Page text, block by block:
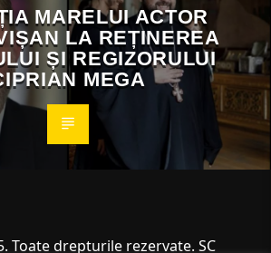
MARELUI ACTOR
LA REȚINEREA
ȘI REGIZORULUI
MEGA
Toate drepturile rezervate. SC